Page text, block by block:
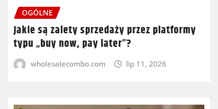
OGÓLNE
Jakie są zalety sprzedaży przez platformy
typu „buy now, pay later”?
wholesalecombo.com lip 11, 2026